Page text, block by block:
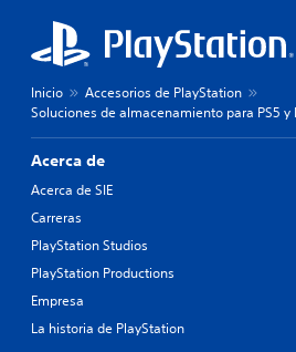
Inicio
Accesorios de PlayStation
Soluciones de almacenamiento para PS5 y
Acerca de
Acerca de SIE
Carreras
PlayStation Studios
PlayStation Productions
Empresa
La historia de PlayStation